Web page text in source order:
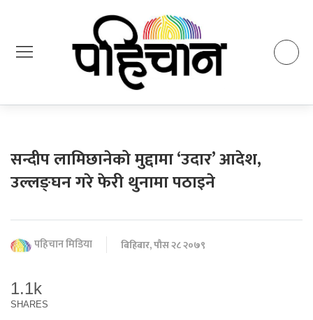
सन्दीप लामिछानेको मुद्दामा ‘उदार’ आदेश,
उल्लङ्घन गरे फेरी थुनामा पठाइने
पहिचान मिडिया बिहिबार, पौस २८ २०७९
1.1k
SHARES